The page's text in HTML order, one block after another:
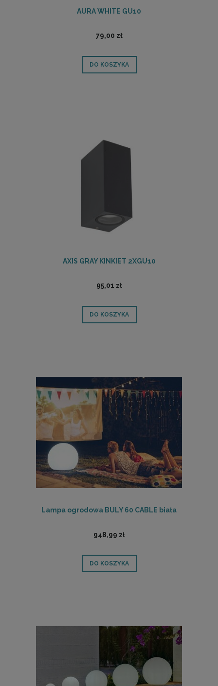
AURA WHITE GU10
79,00 zł
DO KOSZYKA
AXIS GRAY KINKIET 2XGU10
95,01 zł
DO KOSZYKA
Lampa ogrodowa BULY 60 CABLE biała
948,99 zł
DO KOSZYKA